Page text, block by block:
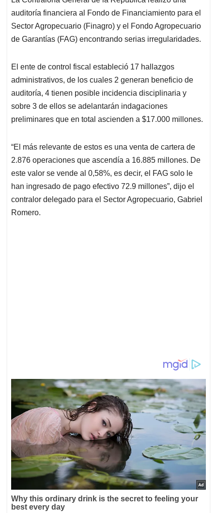
s
A
p
p
b
o
o
k
e
d
I
n
l
a
d
s
auditoría financiera al Fondo de Financiamiento para el
Sector Agropecuario (Finagro) y el Fondo Agropecuario
de Garantías (FAG) encontrando serias irregularidades.
El ente de control fiscal estableció 17 hallazgos
administrativos, de los cuales 2 generan beneficio de
auditoría, 4 tienen posible incidencia disciplinaria y
sobre 3 de ellos se adelantarán indagaciones
preliminares que en total ascienden a $17.000 millones.
“El más relevante de estos es una venta de cartera de
2.876 operaciones que ascendía a 16.885 millones. De
este valor se vende al 0,58%, es decir, el FAG solo le
han ingresado de pago efectivo 72.9 millones”, dijo el
contralor delegado para el Sector Agropecuario, Gabriel
Romero.